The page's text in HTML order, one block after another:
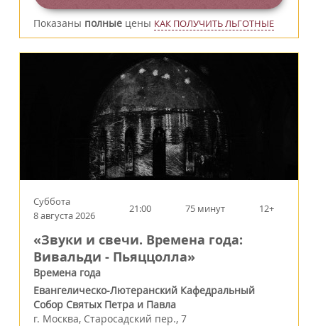
Показаны полные цены КАК ПОЛУЧИТЬ ЛЬГОТНЫЕ
Суббота
8 августа 2026
21:00 75 минут 12+
«Звуки и свечи. Времена года:
Вивальди - Пьяццолла»
Времена года
Евангелическо-Лютеранский Кафедральный
Собор Святых Петра и Павла
г. Москва, Старосадский пер., 7